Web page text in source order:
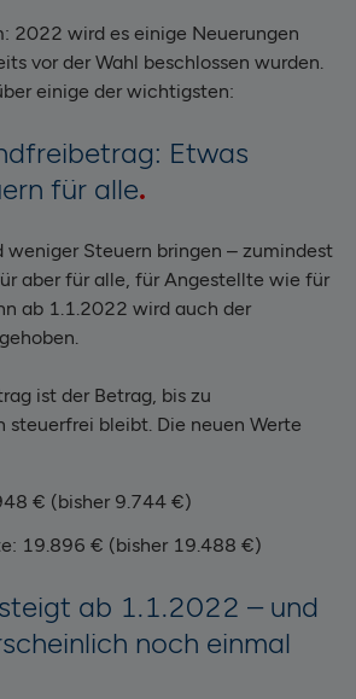
2022 wird es einige Neuerungen
vor der Wahl beschlossen wurden.
einige der wichtigsten:
Etwas
für alle
weniger Steuern bringen – zumindest
aber für alle, für Angestellte wie für
ab 1.1.2022 wird auch der
ist der Betrag, bis zu
steuerfrei bleibt. Die neuen Werte
€ (bisher 9.744 €)
19.896 € (bisher 19.488 €)
ab 1.1.2022 – und
noch einmal